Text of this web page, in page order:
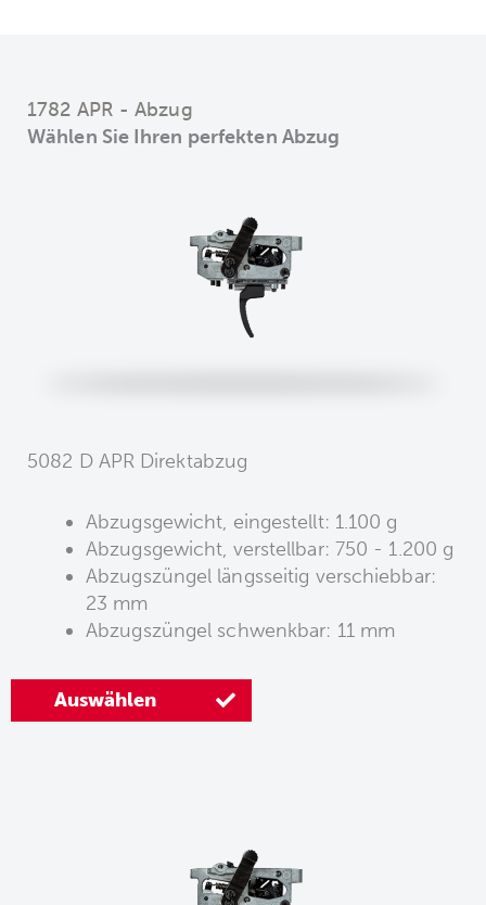
1782 APR - Abzug
Wählen Sie Ihren perfekten Abzug
5082 D APR Direktabzug
Abzugsgewicht, eingestellt: 1.100 g
Abzugsgewicht, verstellbar: 750 - 1.200 g
Abzugszüngel längsseitig verschiebbar:
23 mm
Abzugszüngel schwenkbar: 11 mm
Auswählen